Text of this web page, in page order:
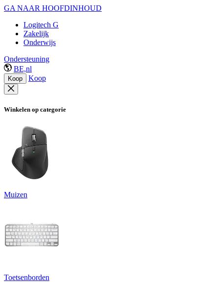
GA NAAR HOOFDINHOUD
Logitech G
Zakelijk
Onderwijs
Ondersteuning
BE,nl
Koop Koop
Winkelen op categorie
Muizen
Toetsenborden